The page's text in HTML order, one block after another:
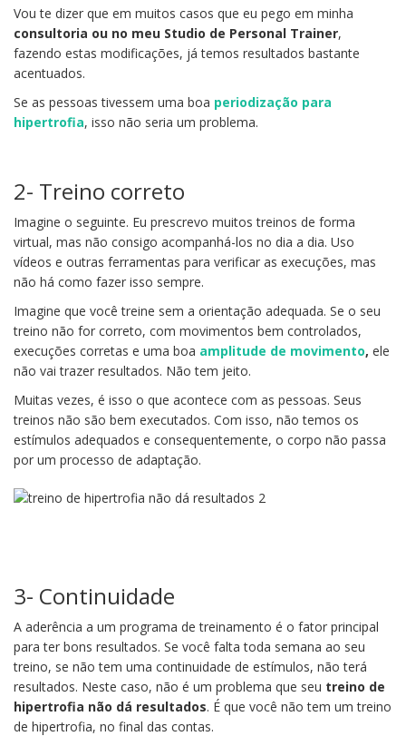
Vou te dizer que em muitos casos que eu pego em minha
consultoria ou no meu Studio de Personal Trainer,
fazendo estas modificações, já temos resultados bastante
acentuados.
Se as pessoas tivessem uma boa periodização para
hipertrofia, isso não seria um problema.
2- Treino correto
Imagine o seguinte. Eu prescrevo muitos treinos de forma
virtual, mas não consigo acompanhá-los no dia a dia. Uso
vídeos e outras ferramentas para verificar as execuções, mas
não há como fazer isso sempre.
Imagine que você treine sem a orientação adequada. Se o seu
treino não for correto, com movimentos bem controlados,
execuções corretas e uma boa amplitude de movimento, ele
não vai trazer resultados. Não tem jeito.
Muitas vezes, é isso o que acontece com as pessoas. Seus
treinos não são bem executados. Com isso, não temos os
estímulos adequados e consequentemente, o corpo não passa
por um processo de adaptação.
3- Continuidade
A aderência a um programa de treinamento é o fator principal
para ter bons resultados. Se você falta toda semana ao seu
treino, se não tem uma continuidade de estímulos, não terá
resultados. Neste caso, não é um problema que seu treino de
hipertrofia não dá resultados. É que você não tem um treino
de hipertrofia, no final das contas.